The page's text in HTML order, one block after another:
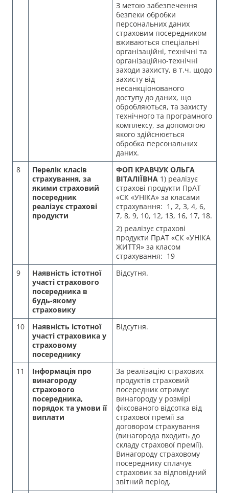
З метою забезпечення
безпеки обробки
персональних даних
страховим посередником
вживаються спеціальні
організаційні, технічні та
організаційно-технічні
заходи захисту, в т.ч. щодо
захисту від
несанкціонованого
доступу до даних, що
обробляються, та захисту
технічного та програмного
комплексу, за допомогою
якого здійснюється
обробка персональних
даних.
8
Перелік класів
страхування, за
якими страховий
посередник
реалізує страхові
продукти
ФОП КРАВЧУК ОЛЬГА
ВІТАЛІЇВНА 1) реалізує
страхові продукти ПрАТ
«СК «УНІКА» за класами
страхування: 1, 2, 3, 4, 6,
7, 8, 9, 10, 12, 13, 16, 17, 18.
2) реалізує страхові
продукти ПрАТ «СК «УНІКА
ЖИТТЯ» за класом
страхування: 19
9
Наявність істотної
участі страхового
посередника в
будь-якому
страховику
Відсутня.
10
Наявність істотної
участі страховика у
страховому
посереднику
Відсутня.
11
Інформація про
винагороду
страхового
посередника,
порядок та умови її
виплати
За реалізацію страхових
продуктів страховий
посередник отримує
винагороду у розмірі
фіксованого відсотка від
страхової премії за
договором страхування
(винагорода входить до
складу страхової премії).
Винагороду страховому
посереднику сплачує
страховик за відповідний
звітний період.